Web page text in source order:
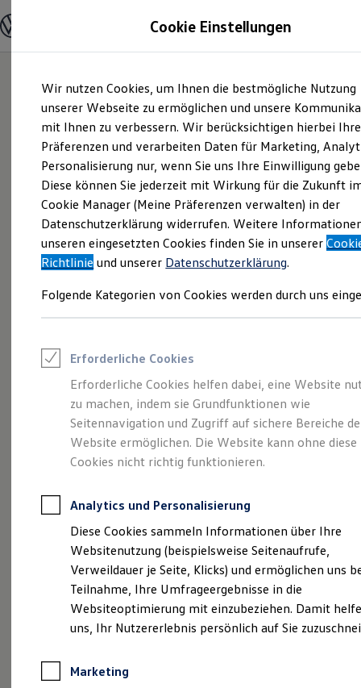
Hauptinhalt
springen
Footer
springen
Modelle und Konfigurator
Modelle vergleichen
Elektroautos
ENERGY Sondermodelle
Nutzfahrzeuge
SUV und CUV
Familienautos
Kombis
Kompaktwagen
Sportwagen
Schnell verfügbare Fahrzeuge
Angebote und Produkte
Aktuelle Angebote
E-Auto-Förderung
Volkswagen Marktplatz
Junge Gebrauchtwagen und Gebrauchtwagen
Saisonangebote
Leasing
Leasing-Angebote
Gebrauchtwagen Leasing
Junge Gebrauchtwagen-Leasing
Elektroauto Leasing
Kleinwagen-Leasing
Leasing ohne Anzahlung
Autokredit mit Schlussrate
Versicherungen und Garantien
Kfz-Versicherung
Restschuldversicherungen
Garantien
Wartungsverträge
Geschäftskunden
Professional Class bei Volkswagen
Großkunden
Behörden
Anpfiff zum Gewinn
Sportlich. Flexibel.
Komfortabel.
Entdecken Sie den
T‑Roc!
Cookie Einstellungen
Wir nutzen Cookies, um Ihnen die bestmögliche Nutzung
unserer Webseite zu ermöglichen und unsere
mit Ihnen zu verbessern. Wir berücksichtigen hierbei Ihre
Präferenzen und verarbeiten Daten für Marketing,
Personalisierung nur, wenn Sie uns Ihre Einwilligung
Diese können Sie jederzeit mit Wirkung für die Zukunft
Cookie Manager (Meine Präferenzen verwalten) in der
Datenschutzerklärung widerrufen. Weitere
unseren eingesetzten Cookies finden Sie in unserer
Richtlinie und unserer Datenschutzerklärung.
Folgende Kategorien von Cookies werden durch uns
Erforderliche Cookies
Erforderliche Cookies helfen dabei, eine Website
zu machen, indem sie Grundfunktionen wie
Seitennavigation und Zugriff auf sichere Bereiche
Website ermöglichen. Die Website kann ohne diese
Cookies nicht richtig funktionieren.
Analytics und Personalisierung
Diese Cookies sammeln Informationen über Ihre
Websitenutzung (beispielsweise Seitenaufrufe,
Verweildauer je Seite, Klicks) und ermöglichen uns
Teilnahme, Ihre Umfrageergebnisse in die
Websiteoptimierung mit einzubeziehen. Damit
uns, Ihr Nutzererlebnis persönlich auf Sie
Marketing